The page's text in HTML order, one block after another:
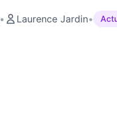
• Laurence Jardin•